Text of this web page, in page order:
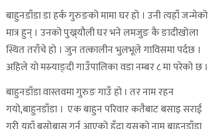
बाहुनडाँडा डा हर्क गुरुङको मामा घर हो । उनी त्यहाँ जन्मेको
मात्र हुन् । उनको पुख्र्यौली घर भने लमजुङ कै ङादीखोला
स्थित तराँचे हो । जुन तत्कालीन भुलभूले गाविसमा पर्दछ ।
अहिले यो मस्र्याङ्दी गाउँपालिका वडा नम्बर ८ मा परेको छ ।
बाहुनडाँडा वास्तवमा गुरुङ गाउँ हो । तर नाम रहन
गयो,बाहुनडाँडा । एक बाहुन परिवार कतैबाट बसाइ सराई